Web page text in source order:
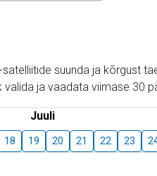
suunda ja kõrgust
ja vaadata viimase 30
Juuli
18 19 20 21 22 23